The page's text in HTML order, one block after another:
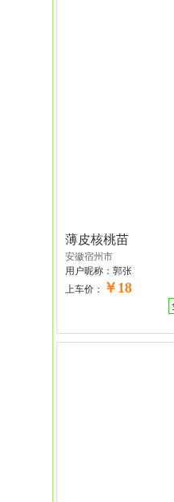
薄皮核桃苗
安徽宿州市
用户昵称： 郭张
上车价：
￥18